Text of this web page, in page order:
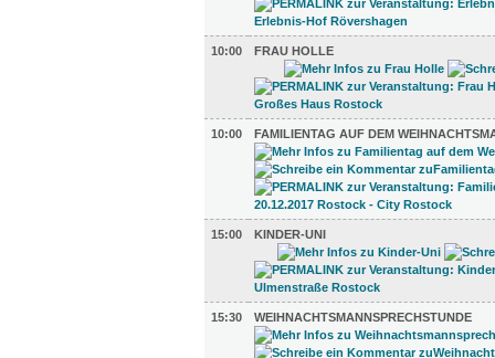
10:00 FRAU HOLLE
10:00 FAMILIENTAG AUF DEM
15:00 KINDER-UNI
15:30 WEIHNACHTSMANNSPRECHSTUNDE